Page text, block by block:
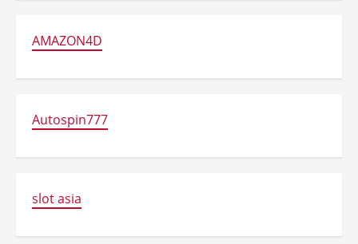
AMAZON4D
Autospin777
slot asia